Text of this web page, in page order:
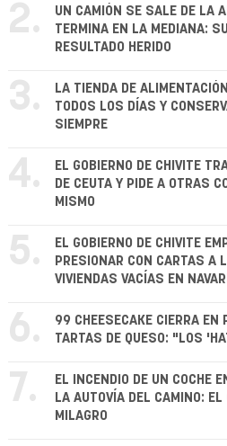
2.
UN CAMIÓN SE SALE DE LA
TERMINA EN LA MEDIANA:
RESULTADO HERIDO
3.
LA TIENDA DE
TODOS LOS DÍAS Y
SIEMPRE
4.
EL GOBIERNO DE CHIVITE
DE CEUTA Y PIDE A OTRAS
MISMO
5.
EL GOBIERNO DE CHIVITE
PRESIONAR CON CARTAS A
VIVIENDAS VACÍAS EN
6.
99 CHEESECAKE CIERRA EN
TARTAS DE QUESO: "LOS
7.
EL INCENDIO DE UN COCHE
LA AUTOVÍA DEL CAMINO:
MILAGRO